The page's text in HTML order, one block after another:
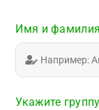
Имя и
Укажите